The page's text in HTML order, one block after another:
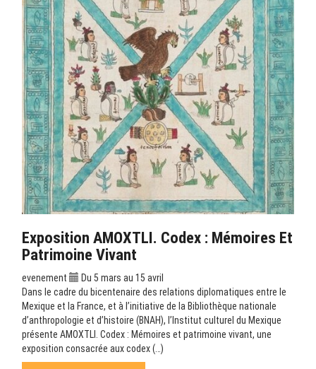
Exposition AMOXTLI. Codex : Mémoires Et
Patrimoine Vivant
evenement
Du 5 mars au 15 avril
Dans le cadre du bicentenaire des relations diplomatiques entre le
Mexique et la France, et à l’initiative de la Bibliothèque nationale
d’anthropologie et d’histoire (BNAH), l’Institut culturel du Mexique
présente AMOXTLI. Codex : Mémoires et patrimoine vivant, une
exposition consacrée aux codex (…)